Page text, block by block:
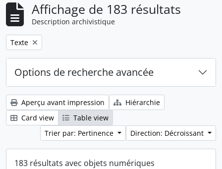
Affichage de 183 résultats
Description archivistique
Remove filter:
Texte
Options de recherche avancée
Aperçu avant impression
Hiérarchie
Card view
Table view
Trier par: Pertinence
Direction: Décroissant
183 résultats avec objets numériques